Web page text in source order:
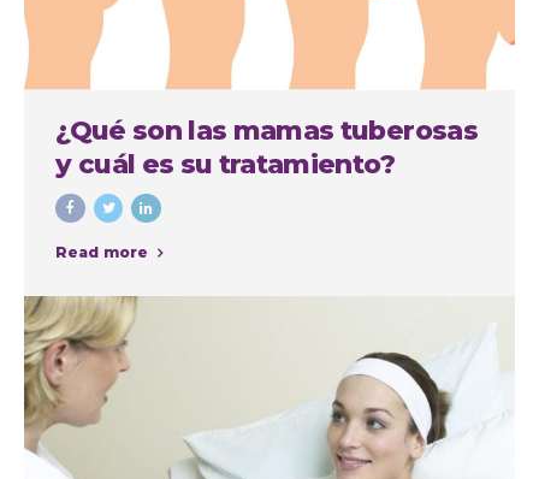
¿Qué son las mamas tuberosas
y cuál es su tratamiento?
Read more